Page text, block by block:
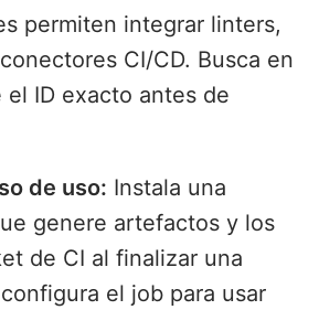
permiten integrar linters,
CI/CD. Busca en
el ID exacto antes de
de uso: Instala una
genere artefactos y los
de CI al finalizar una
el job para usar